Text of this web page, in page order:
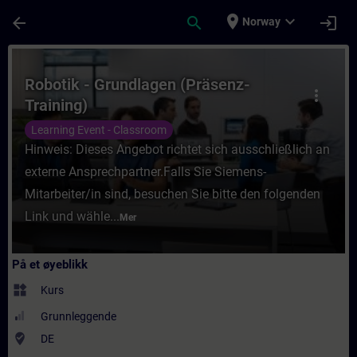
arrow_back search place Norway expand_more login
Kurs - Robotik - Grundlagen (Präsenz-
more_vert
Robotik - Grundlagen (Präsenz-
Training)
Learning Event - Classroom
Hinweis: Dieses Angebot richtet sich ausschließlich an
externe Ansprechpartner.Falls Sie Siemens-
Mitarbeiter/in sind, besuchen Sie bitte den folgenden
Link und wähle... Mer
På et øyeblikk
widgets Kurs
Grunnleggende
where_to_vote DE